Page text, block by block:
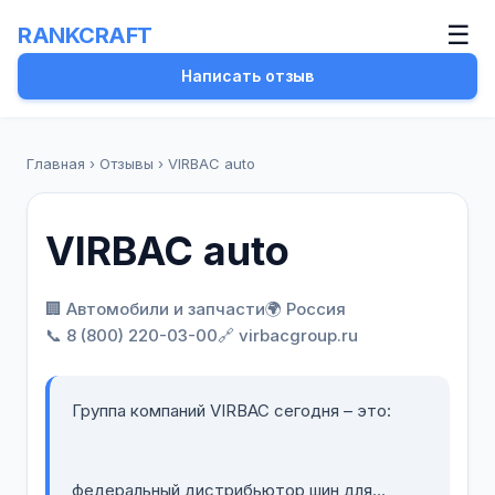
RANKCRAFT ☰
Написать отзыв
Главная › Отзывы › VIRBAC auto
VIRBAC auto
🏢 Автомобили и запчасти🌍 Россия
📞 8 (800) 220-03-00🔗 virbacgroup.ru
Группа компаний VIRВАС сегодня – это:
федеральный дистрибьютор шин для